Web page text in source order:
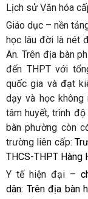
Lịch sử Văn hóa
Giáo dục – nền
học lâu đời là nét
An. Trên địa bàn
đến THPT với
quốc gia và đạt
dạy và học
tâm huyết, trình
bàn phường còn
trường liên cấp:
THCS-THPT Hàng
Y tế hiện đại –
dân: Trên địa bàn